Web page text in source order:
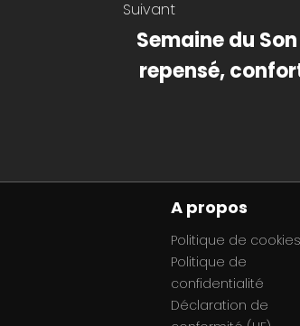
Suivant
Semaine du
repensé,
A propos
Politique de cookies
Politique de
confidentialité
Déclaration de